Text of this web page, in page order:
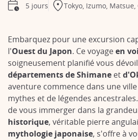
5 jours Tokyo, Izumo, Matsue,
Embarquez pour une excursion
l'Ouest du Japon. Ce voyageen
soigneusement planifié vous
départements de Shimane et
aventure commence dans une
mythes et de légendes
de vous immerger dans la
historique, véritable pierre
mythologie japonaise, s'offre à